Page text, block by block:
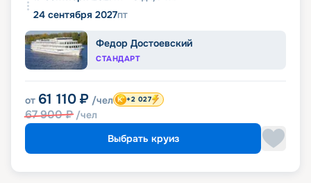
24 сентября 2027пт
Федор Достоевский
СТАНДАРТ
от 61 110 ₽ /чел
67 900₽ /чел
+2 027
Выбрать круиз